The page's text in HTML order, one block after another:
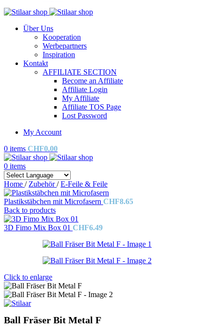
Über Uns
Kooperation
Werbepartners
Inspiration
Kontakt
AFFILIATE SECTION
Become an Affiliate
Affiliate Login
My Affiliate
Affiliate TOS Page
Lost Password
My Account
0 items CHF0.00
0 items
Home / Zubehör/ E-Feile & Feile
Plastikstäbchen mit Microfasern CHF8.65
Back to products
3D Fimo Mix Box 01 CHF6.49
Click to enlarge
Ball Fräser Bit Metal F